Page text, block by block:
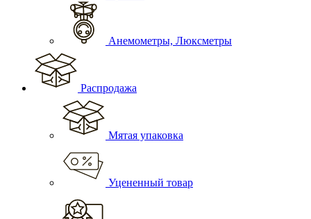
Анемометры, Люксметры
Распродажа
Мятая упаковка
Уцененный товар